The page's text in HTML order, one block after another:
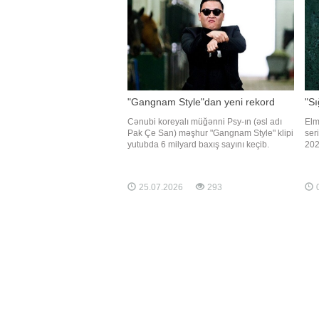
"Gangnam Style"dan yeni rekord
Cənubi koreyalı müğənni Psy-ın (əsl adı
Pak Çe San) məşhur "Gangnam Style" klipi
yutubda 6 milyard baxış sayını keçib.
pop videosu olub. Rejissoru Ço Su Hyon
25.07.2026 293